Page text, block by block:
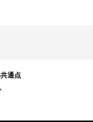
通点